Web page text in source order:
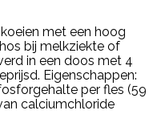
met een hoog
bij melkziekte of
in een doos met 4
Eigenschappen:
per fles (59
calciumchloride